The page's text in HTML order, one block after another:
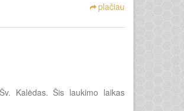
plačiau
Kalėdas. Šis laukimo laikas